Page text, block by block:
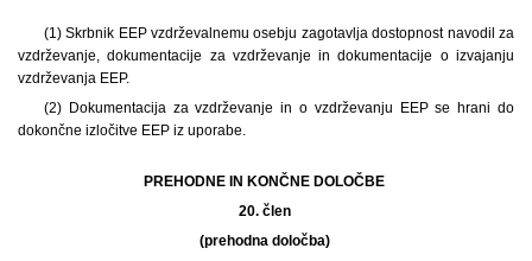
(1) Skrbnik EEP vzdrževalnemu osebju zagotavlja dostopnost navodil za
vzdrževanje, dokumentacije za vzdrževanje in dokumentacije o izvajanju
vzdrževanja EEP.
(2) Dokumentacija za vzdrževanje in o vzdrževanju EEP se hrani do
dokončne izločitve EEP iz uporabe.
PREHODNE IN KONČNE DOLOČBE
20. člen
(prehodna določba)